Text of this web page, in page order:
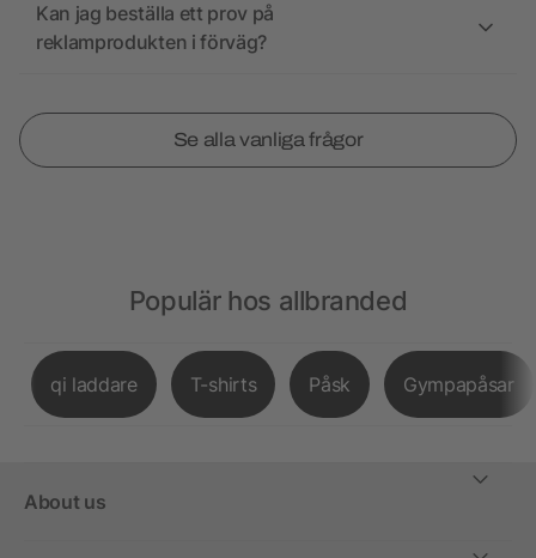
Kan jag beställa ett prov på
reklamprodukten i förväg?
Se alla vanliga frågor
Populär hos allbranded
qi laddare T-shirts Påsk Gympapåsar
About us